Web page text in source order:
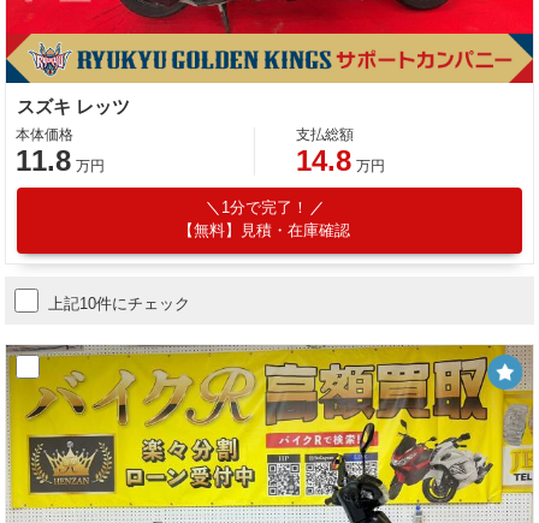
スズキ レッツ
本体価格
11.8 万円
支払総額
14.8 万円
1分で完了！
【無料】見積・在庫確認
上記10件にチェック